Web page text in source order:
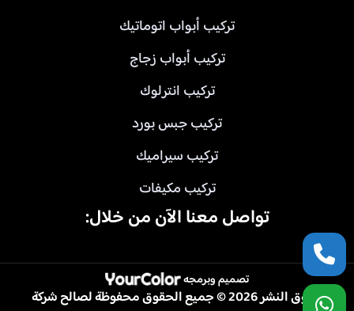
تركيب أبواب اتوماتيك
تركيب أبواب زجاج
تركيب انترلوك
تركيب جبس بورد
تركيب سيراميك
تركيب مكيفات
تواصل معنا الآن من خلال:
حقوق النشر 2026 © جميع الحقوق محفوظة لصالح شركة
تصميم وبرمجه